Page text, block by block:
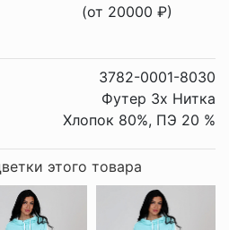
(от 20000 ₽)
3782-0001-8030
Футер 3х Нитка
Хлопок 80%, ПЭ 20 %
этого товара